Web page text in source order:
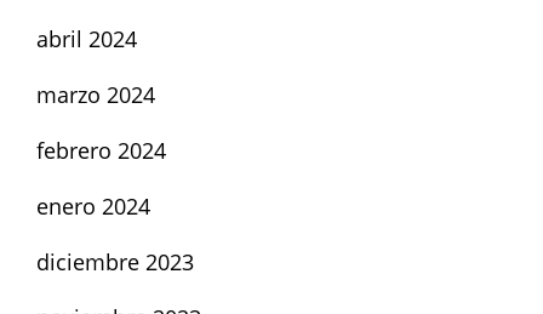
abril 2024
marzo 2024
febrero 2024
enero 2024
diciembre 2023